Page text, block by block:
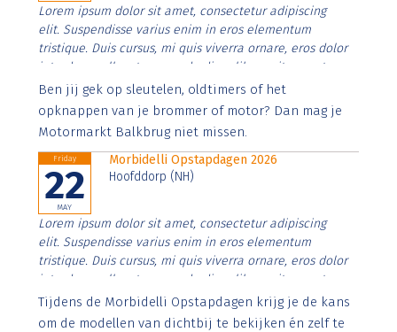
Lorem ipsum dolor sit amet, consectetur adipiscing
elit. Suspendisse varius enim in eros elementum
tristique. Duis cursus, mi quis viverra ornare, eros dolor
interdum nulla, ut commodo diam libero vitae erat.
Aenean faucibus nibh et justo cursus id rutrum lorem
imperdiet. Nunc ut sem vitae risus tristique posuere.
Ben jij gek op sleutelen, oldtimers of het
opknappen van je brommer of motor? Dan mag je
Motormarkt Balkbrug niet missen.
Friday
22
MAY
Morbidelli Opstapdagen 2026
Hoofddorp (NH)
Lorem ipsum dolor sit amet, consectetur adipiscing
elit. Suspendisse varius enim in eros elementum
tristique. Duis cursus, mi quis viverra ornare, eros dolor
interdum nulla, ut commodo diam libero vitae erat.
Aenean faucibus nibh et justo cursus id rutrum lorem
imperdiet. Nunc ut sem vitae risus tristique posuere.
Tijdens de Morbidelli Opstapdagen krijg je de kans
om de modellen van dichtbij te bekijken én zelf te